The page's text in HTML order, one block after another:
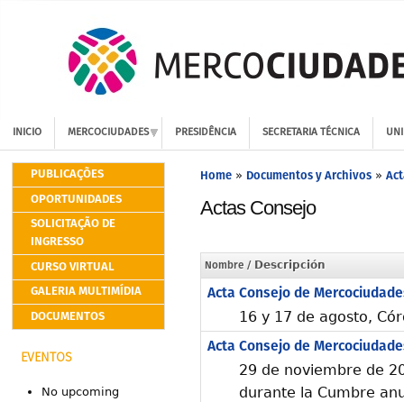
INICIO MERCOCIUDADES PRESIDÊNCIA SECRETARIA TÉCNICA
PUBLICAÇÕES
OPORTUNIDADES
SOLICITAÇÃO DE
INGRESSO
CURSO VIRTUAL
GALERIA MULTIMÍDIA
DOCUMENTOS
EVENTOS
No upcoming
Home » Documentos y Archivos »
Actas Consejo
Nombre / Descripción
Acta Consejo de
16 y 17 de agosto,
Acta Consejo de
29 de noviembre de
durante la Cumbre